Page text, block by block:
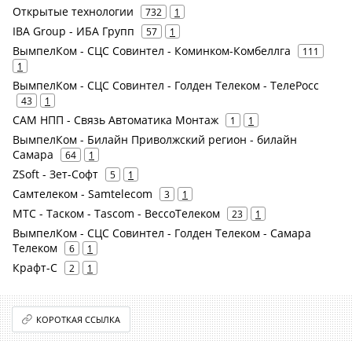
Открытые технологии 732 1
IBA Group - ИБА Групп 57 1
ВымпелКом - СЦС Совинтел - Коминком-Комбеллга
111
1
ВымпелКом - СЦС Совинтел - Голден Телеком - ТелеРосс
43 1
САМ НПП - Связь Автоматика Монтаж 1 1
ВымпелКом - Билайн Приволжский регион - билайн
Самара
64 1
ZSoft - Зет-Софт 5 1
Самтелеком - Samtelecom 3 1
МТС - Таском - Tascom - ВессоТелеком 23 1
ВымпелКом - СЦС Совинтел - Голден Телеком - Самара
Телеком
6 1
Крафт-С 2 1
КОРОТКАЯ ССЫЛКА